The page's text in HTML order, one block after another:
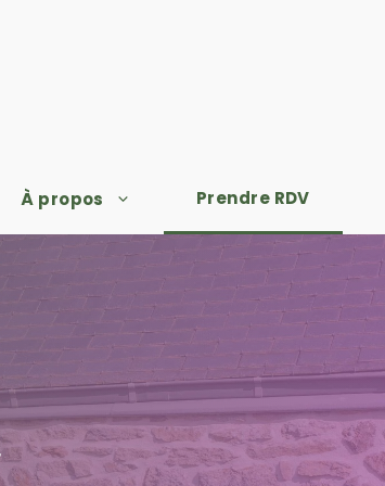
À propos Prendre RDV